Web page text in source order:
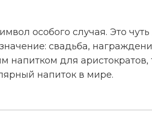
особого случая. Это
свадьба,
напитком для аристократов,
напиток в мире.